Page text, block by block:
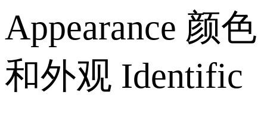
Appearance 颜色
和外观 Identific